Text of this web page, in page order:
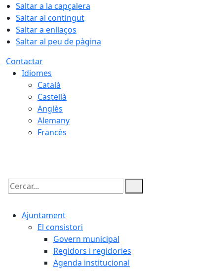
Saltar a la capçalera
Saltar al contingut
Saltar a enllaços
Saltar al peu de pàgina
Contactar
Idiomes
Català
Castellà
Anglès
Alemany
Francès
Cercar:
Ajuntament
El consistori
Govern municipal
Regidors i regidories
Agenda institucional